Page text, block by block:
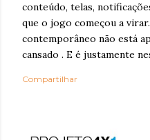
conteúdo, telas,
que o jogo começou a
contemporâneo não está
cansado . E é justamente
sensorial ganha força:
cognitiva e emocional
olfato, visão, audição e
Compartilhar